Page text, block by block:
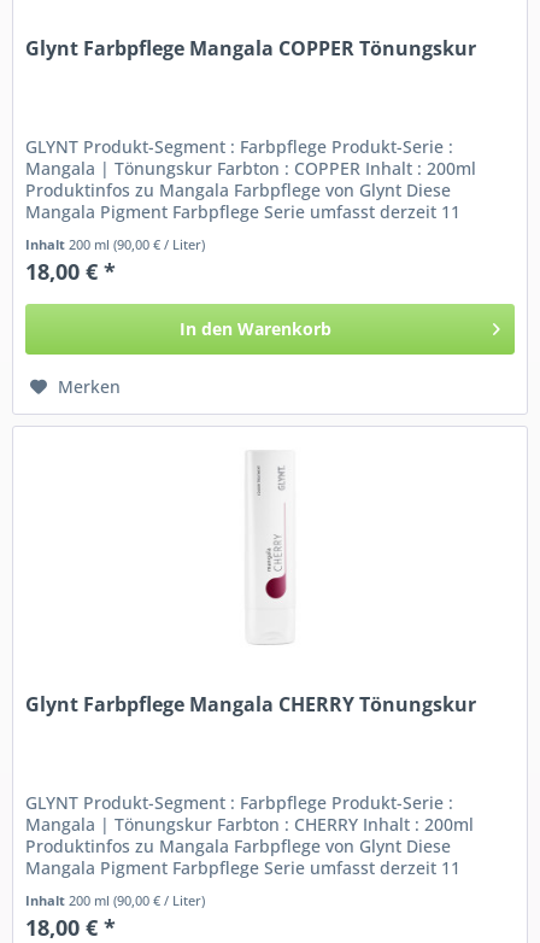
Glynt Farbpflege Mangala COPPER Tönungskur
GLYNT Produkt-Segment : Farbpflege Produkt-Serie :
Mangala | Tönungskur Farbton : COPPER Inhalt : 200ml
Produktinfos zu Mangala Farbpflege von Glynt Diese
Mangala Pigment Farbpflege Serie umfasst derzeit 11
verschieden nuancierte...
Inhalt200 ml(90,00 € / Liter)
18,00 € *
In den Warenkorb
Merken
Glynt Farbpflege Mangala CHERRY Tönungskur
GLYNT Produkt-Segment : Farbpflege Produkt-Serie :
Mangala | Tönungskur Farbton : CHERRY Inhalt : 200ml
Produktinfos zu Mangala Farbpflege von Glynt Diese
Mangala Pigment Farbpflege Serie umfasst derzeit 11
verschieden nuancierte...
Inhalt 200 ml(90,00 € / Liter)
18,00 € *